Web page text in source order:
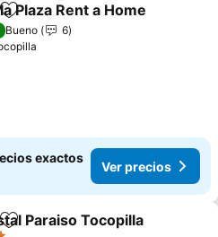
Agregar a favoritos
Plaza Rent a Home
Bueno
6
exactos
Ver precios
Agregar a favoritos
Paraiso Tocopilla